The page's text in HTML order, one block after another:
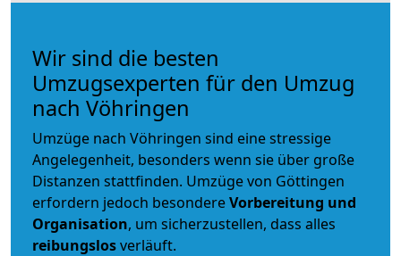
Wir sind die besten
Umzugsexperten für den Umzug
nach Vöhringen
Umzüge nach Vöhringen sind eine stressige
Angelegenheit, besonders wenn sie über große
Distanzen stattfinden. Umzüge von Göttingen
erfordern jedoch besondereVorbereitung und
Organisation, um sicherzustellen, dass alles
reibungslosverläuft.